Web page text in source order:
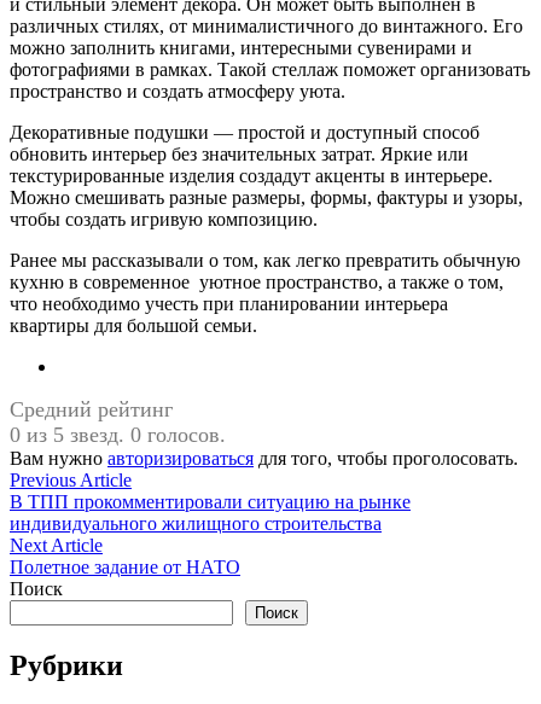
различных стилях, от минималистичного до винтажного. Его
можно заполнить книгами, интересными сувенирами и
фотографиями в рамках. Такой стеллаж поможет организовать
пространство и создать атмосферу уюта.
Декоративные подушки — простой и доступный способ
обновить интерьер без значительных затрат. Яркие или
текстурированные изделия создадут акценты в интерьере.
Можно смешивать разные размеры, формы, фактуры и узоры,
чтобы создать игривую композицию.
Ранее мы рассказывали о том, как легко превратить обычную
кухню в современное уютное пространство, а также о том,
что необходимо учесть при планировании интерьера
квартиры для большой семьи.
Средний рейтинг
0 из 5 звезд. 0 голосов.
Вам нужно авторизироваться для того, чтобы проголосовать.
Навигация
по
записям
Previous ArticlePrevious
article:
В ТПП прокомментировали ситуацию на рынке
индивидуального жилищного строительства
Next ArticleNext
article:
Полетное задание от НАТО
Поиск
Поиск
Рубрики